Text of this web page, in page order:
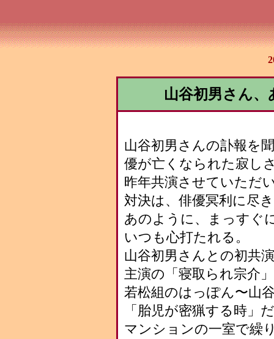
山谷初男さん
山谷初男さんの訃報を
優が亡くなられた寂し
昨年共演させていただ
対決は、俳優冥利に尽
あのように、まっすぐ
いつも心打たれる。
山谷初男さんとの初共
主演の「寝取られ宗介
若松組のはっぽん〜山
「胎児が密猟する時」
マンションの一室で繰